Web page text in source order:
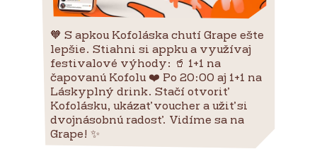
🧡 S apkou Kofoláska chutí Grape ešte
lepšie. Stiahni si appku a využívaj
festivalové výhody: 🥤 1+1 na
čapovanú Kofolu ❤️ Po 20:00 aj 1+1 na
Láskyplný drink. Stačí otvoriť
Kofolásku, ukázať voucher a užiť si
dvojnásobnú radosť. Vidíme sa na
Grape! ✨